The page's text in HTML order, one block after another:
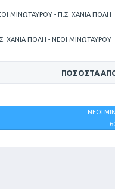
ΜΙΝΩΤΑΥΡΟΥ - Π.Σ. ΧΑΝΙΑ ΠΟΛΗ
ΧΑΝΙΑ ΠΟΛΗ - ΝΕΟΙ ΜΙΝΩΤΑΥΡΟΥ
ΠΟΣΟΣΤΆ
ΝΕΟΙ